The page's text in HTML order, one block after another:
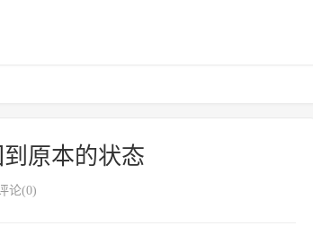
原本的状态
论(0)